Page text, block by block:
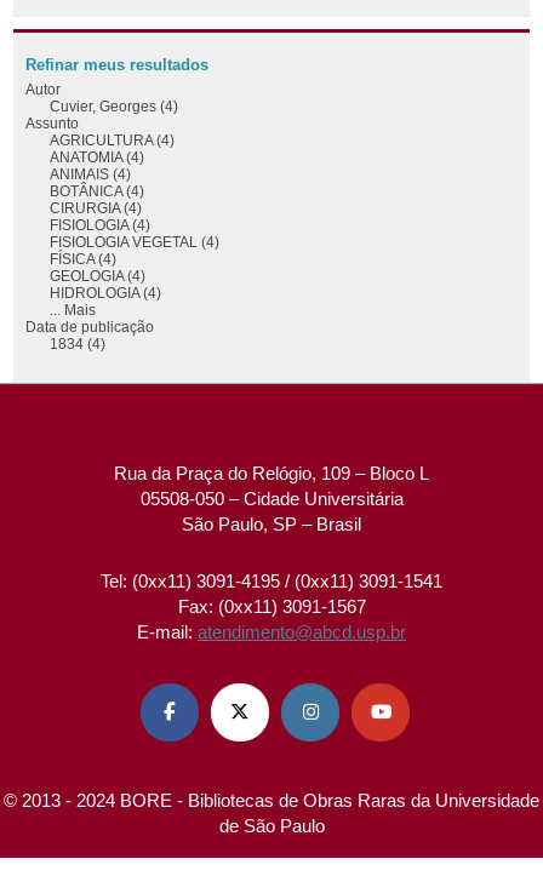
Refinar meus resultados
Autor
Cuvier, Georges (4)
Assunto
AGRICULTURA (4)
ANATOMIA (4)
ANIMAIS (4)
BOTÂNICA (4)
CIRURGIA (4)
FISIOLOGIA (4)
FISIOLOGIA VEGETAL (4)
FÍSICA (4)
GEOLOGIA (4)
HIDROLOGIA (4)
... Mais
Data de publicação
1834 (4)
Rua da Praça do Relógio, 109 – Bloco L
05508-050 – Cidade Universitária
São Paulo, SP – Brasil
Tel: (0xx11) 3091-4195 / (0xx11) 3091-1541
Fax: (0xx11) 3091-1567
E-mail: atendimento@abcd.usp.br
   
© 2013 - 2024 BORE - Bibliotecas de Obras Raras da Universidade
de São Paulo